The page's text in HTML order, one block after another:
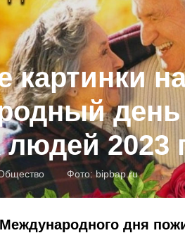
картинки
день
2023
Фото:bipbap.ru
дня